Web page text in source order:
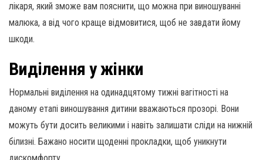
лікаря, який зможе вам пояснити, що можна при виношуванні
малюка, а від чого краще відмовитися, щоб не завдати йому
шкоди.
Виділення у жінки
Нормальні виділення на одинадцятому тижні вагітності на
даному етапі виношування дитини вважаються прозорі. Вони
можуть бути досить великими і навіть залишати сліди на нижній
білизні. Бажано носити щоденні прокладки, щоб уникнути